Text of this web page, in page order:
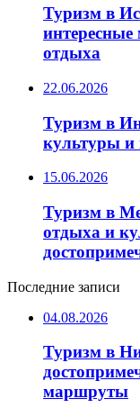
Туризм в
отдыха
22.06.2026
Туризм в
культуры и
15.06.2026
Туризм в
отдыха и
Последние записи
04.08.2026
Туризм в
маршруты